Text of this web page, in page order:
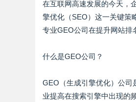
在互联网高速发展的今天，
擎优化（SEO）这一关键策
专业GEO公司在提升网站排
什么是GEO公司？
GEO（生成引擎优化）公司
业提高在搜索引擎中出现的